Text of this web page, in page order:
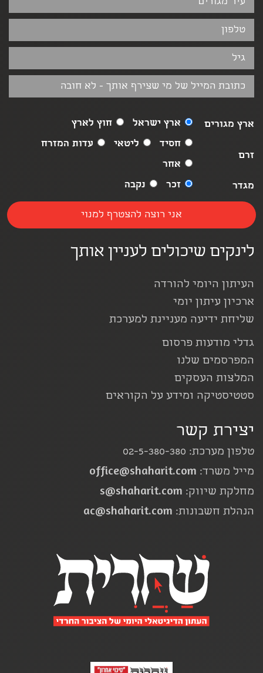
ארץ מגורים ארץ ישראל חוץ לארץ
זרם
חסיד ליטאי
עדות המזרח
אחר
מגדר
זכר נקבה
לינקים שיכולים לעניין אותך
העיתון היומי להורדה
ארכיון עיתון יומי
שליחת ידיעה מעניינת למערכת
גדלי מודעות פרסום
המפרסמים שלנו
המלצות העסקים
סטטיסטיקה ומידע על הקוראים
יצירת קשר
טלפון מערכת: 02-5-380-380
מייל משרד: office@shaharit.com
מחלקת שיווק: s@shaharit.com
הנהלת חשבונות: ac@shaharit.com